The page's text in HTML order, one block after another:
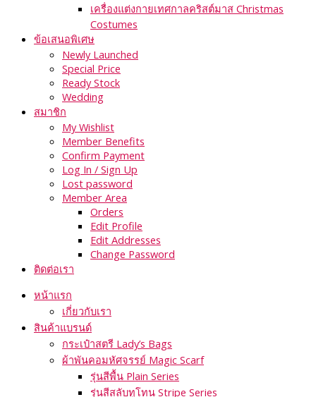
เครื่องแต่งกายเทศกาลคริสต์มาส Christmas
Costumes
ข้อเสนอพิเศษ
Newly Launched
Special Price
Ready Stock
Wedding
สมาชิก
My Wishlist
Member Benefits
Confirm Payment
Log In / Sign Up
Lost password
Member Area
Orders
Edit Profile
Edit Addresses
Change Password
ติดต่อเรา
หน้าแรก
เกี่ยวกับเรา
สินค้าแบรนด์
กระเป๋าสตรี Lady’s Bags
ผ้าพันคอมหัศจรรย์ Magic Scarf
รุ่นสีพื้น Plain Series
รุ่นสีสลับทูโทน Stripe Series